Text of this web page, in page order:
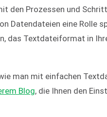
den Prozessen und
Datendateien eine Rolle
das Textdateiformat in
man mit einfachen
Blog, die Ihnen den